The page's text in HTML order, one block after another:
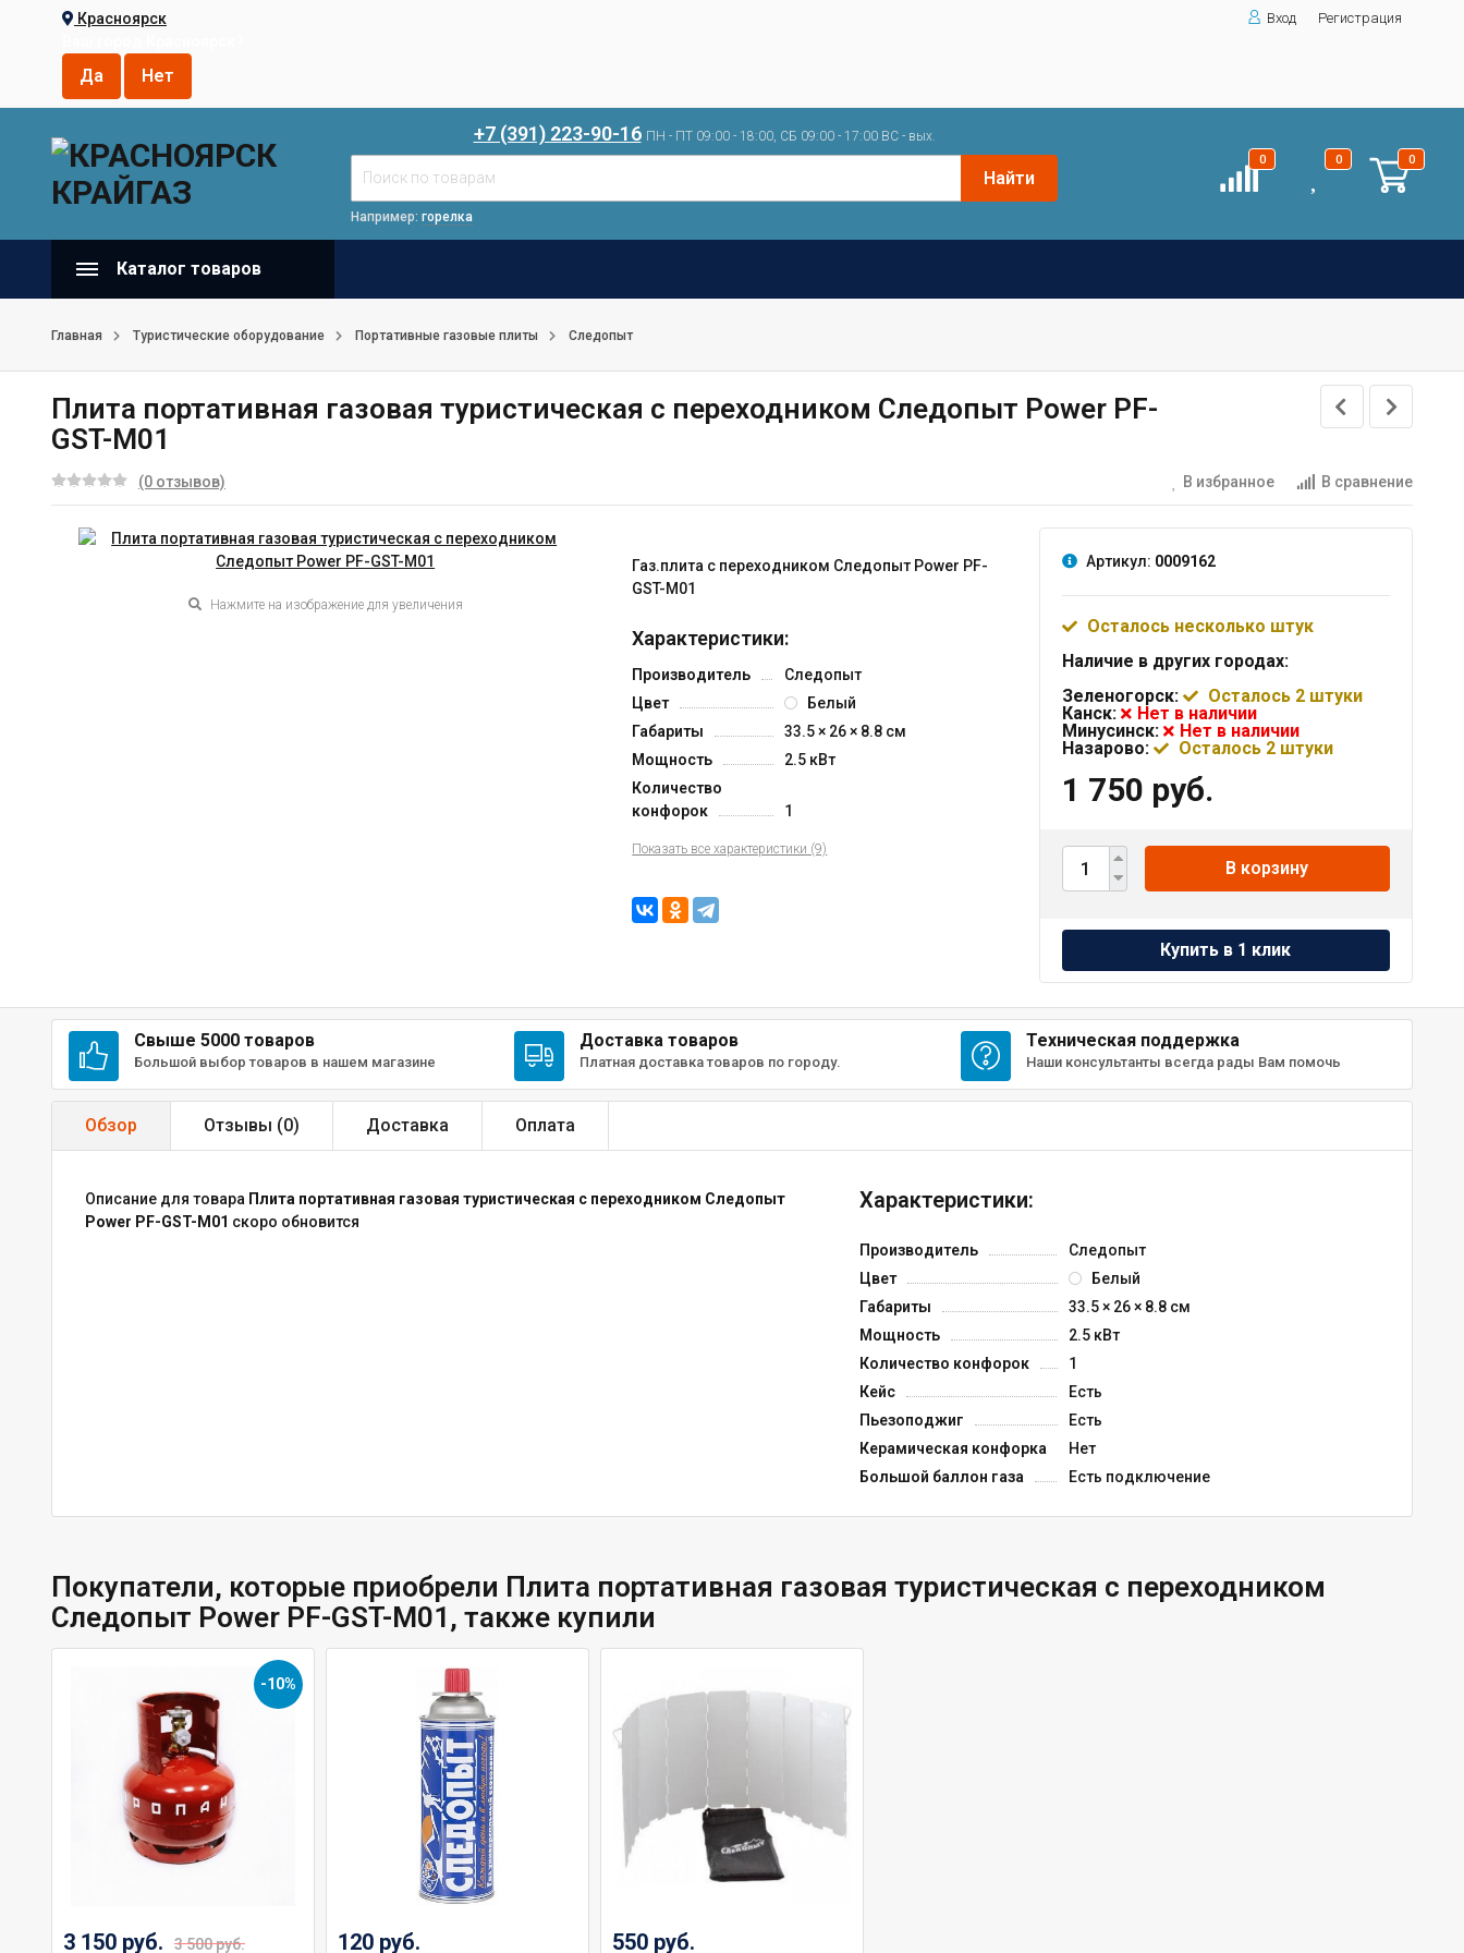
Красноярск
Вход Регистрация
+7 (391) 223-90-16 ПН - ПТ 09:00 - 18:00, СБ 09:00 - 17:00 ВС - вых.
Найти
Например: горелка
0 0 0
Каталог товаров
Главная Туристические оборудование Портативные газовые плиты Следопыт
Плита портативная газовая туристическая с переходником Следопыт Power PF-
GST-M01
(0 отзывов) В избранное В сравнение
Нажмите на изображение для увеличения
Газ.плита с переходником Следопыт Power PF-
GST-M01
Характеристики:
Производитель
Следопыт
Цвет
Белый
Габариты
33.5 × 26 × 8.8 см
Мощность
2.5 кВт
Количество
конфорок
1
Показать все характеристики (9)
Артикул: 0009162
Осталось несколько штук
Наличие в других городах:
Зеленогорск:
Осталось 2 штуки
Канск:
Нет в наличии
Минусинск:
Нет в наличии
Назарово:
Осталось 2 штуки
1 750 руб.
В корзину
Свыше 5000 товаров
Большой выбор товаров в нашем магазине
Доставка товаров
Платная доставка товаров по городу.
Техническая поддержка
Наши консультанты всегда рады Вам помочь
Обзор Отзывы (0) Доставка Оплата
Описание для товара Плита портативная газовая туристическая с переходником Следопыт
Power PF-GST-M01 скоро обновится
Характеристики:
Производитель
Следопыт
Цвет
Белый
Габариты
33.5 × 26 × 8.8 см
Мощность
2.5 кВт
Количество конфорок
1
Кейс
Есть
Пьезоподжиг
Есть
Керамическая конфорка
Нет
Большой баллон газа
Есть подключение
Покупатели, которые приобрели Плита портативная газовая туристическая с переходником
Следопыт Power PF-GST-M01, также купили
-10%
3 150 руб. 3 500 руб. 120 руб. 550 руб.